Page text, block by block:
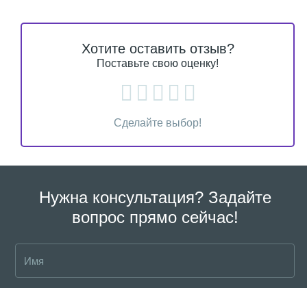
Хотите оставить отзыв?
Поставьте свою оценку!
Сделайте выбор!
Нужна консультация? Задайте
вопрос прямо сейчас!